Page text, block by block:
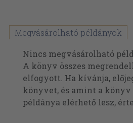
Megvásárolható példányok
Nincs megvásárolható
A könyv összes
elfogyott. Ha kívánja,
könyvet, és amint a könyv
példánya elérhető lesz,